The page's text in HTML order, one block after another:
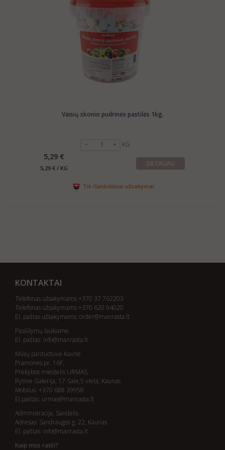
Vaisių skonio pudrinės pastilės 1kg.
KG
5,29 €
5,29 € / KG
DETALIAU
Tik išankstiniai užsakymai
KONTAKTAI
Telefonas užsakymams +370 37 762203
Telefonas užsakymams +370 620 94020
El. paštas užsakymams: order@manrasta.lt
Pasiūlymų laukiame
El. paštas: info@manrasta.lt
Mūsų parduotuvė Kaune
Pramonės pr. 16F,
Prekybos miestelis URMAS,
Rytinė Galerija, 17-Salė,5 vieta, Kaunas
Mobilus: +370 688 39958
El.paštas: urmas@manrasta.lt
Administracija, Sandėlis
Adresas: Sandraugos g. 22, Kaunas
El. paštas: info@manrasta.lt
Kaip mus rasti?